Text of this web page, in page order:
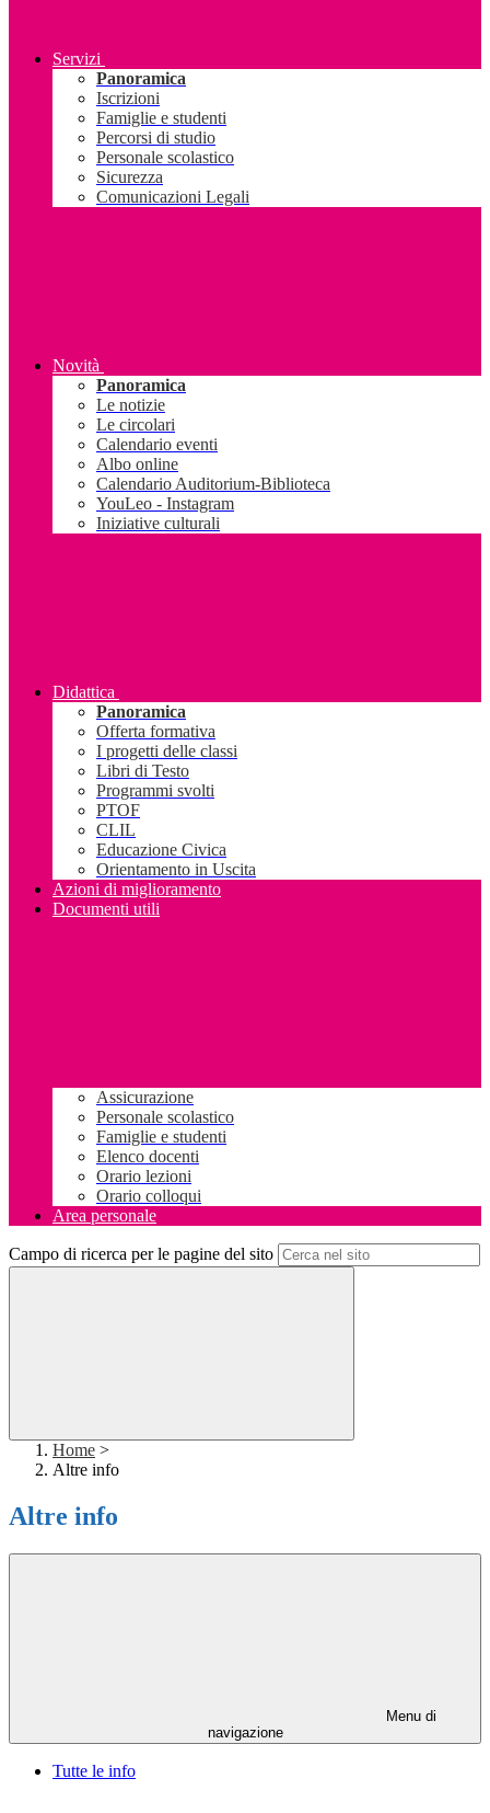
Servizi
Panoramica
Iscrizioni
Famiglie e studenti
Percorsi di studio
Personale scolastico
Sicurezza
Comunicazioni Legali
Novità
Panoramica
Le notizie
Le circolari
Calendario eventi
Albo online
Calendario Auditorium-Biblioteca
YouLeo - Instagram
Iniziative culturali
Didattica
Panoramica
Offerta formativa
I progetti delle classi
Libri di Testo
Programmi svolti
PTOF
CLIL
Educazione Civica
Orientamento in Uscita
Azioni di miglioramento
Documenti utili
Assicurazione
Personale scolastico
Famiglie e studenti
Elenco docenti
Orario lezioni
Orario colloqui
Area personale
Campo di ricerca per le pagine del sito
Home >
Altre info
Altre info
Menu di
navigazione
Tutte le info